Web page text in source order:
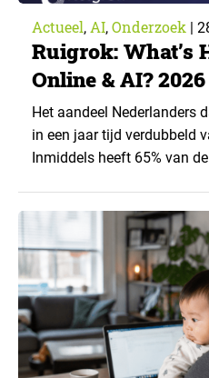
Actueel, AI, Onderzoek |
Ruigrok: What’s
Online & AI? 2026
Het aandeel Nederlanders
in een jaar tijd verdubbeld
Inmiddels heeft 65% van
van What’s Happening
jaarlijkse trendrapport van
advies over…